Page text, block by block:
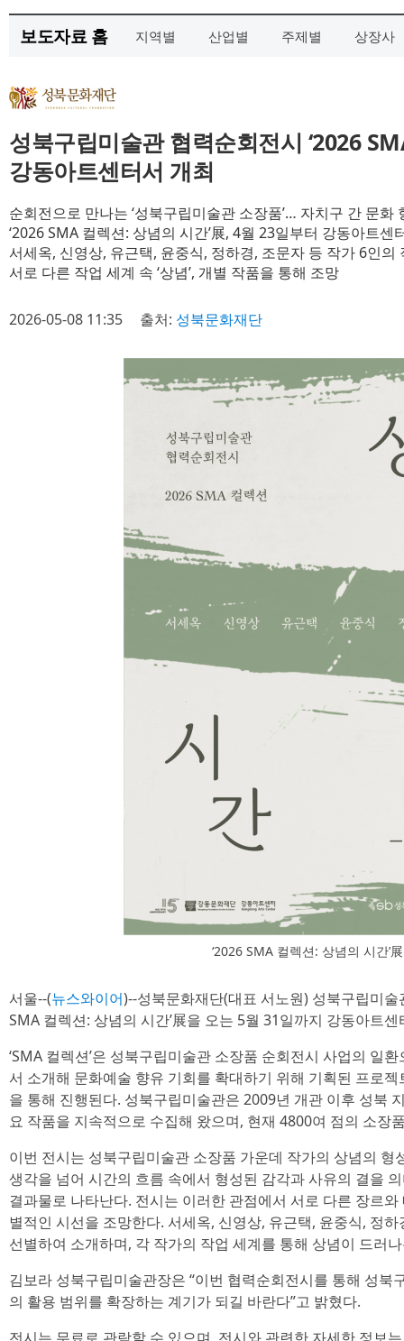
보도자료 홈 지역별 산업별 주제별 상장사
성북구립미술관 협력순회전시 ‘2026
강동아트센터서 개최
순회전으로 만나는 ‘성북구립미술관 소장품’… 자치구 간 문화
‘2026 SMA 컬렉션: 상념의 시간’展, 4월 23일부터 강동아트
서세옥, 신영상, 유근택, 윤중식, 정하경, 조문자 등 작가 6인의
서로 다른 작업 세계 속 ‘상념’, 개별 작품을 통해 조망
2026-05-08 11:35 출처: 성북문화재단
‘2026 SMA 컬렉션: 상념의 시간’
서울--(뉴스와이어)--성북문화재단(대표 서노원) 성북구립미
SMA 컬렉션: 상념의 시간’展을 오는 5월 31일까지 강동아트
‘SMA 컬렉션’은 성북구립미술관 소장품 순회전시 사업의 일
서 소개해 문화예술 향유 기회를 확대하기 위해 기획된 프로
을 통해 진행된다. 성북구립미술관은 2009년 개관 이후 성북
요 작품을 지속적으로 수집해 왔으며, 현재 4800여 점의 소장
이번 전시는 성북구립미술관 소장품 가운데 작가의 상념의 형
생각을 넘어 시간의 흐름 속에서 형성된 감각과 사유의 결을
결과물로 나타난다. 전시는 이러한 관점에서 서로 다른 장르
별적인 시선을 조망한다. 서세옥, 신영상, 유근택, 윤중식, 정
선별하여 소개하며, 각 작가의 작업 세계를 통해 상념이 드러
김보라 성북구립미술관장은 “이번 협력순회전시를 통해 성북
의 활용 범위를 확장하는 계기가 되길 바란다”고 밝혔다.